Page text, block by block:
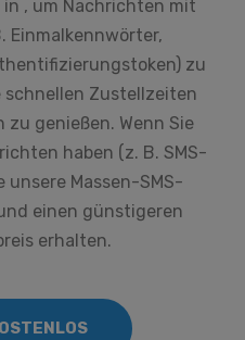
, um Nachrichten mit
Einmalkennwörter,
zu
Zustellzeiten
genießen. Wenn Sie
haben (z. B. SMS-
unsere Massen-SMS-
einen günstigeren
erhalten.